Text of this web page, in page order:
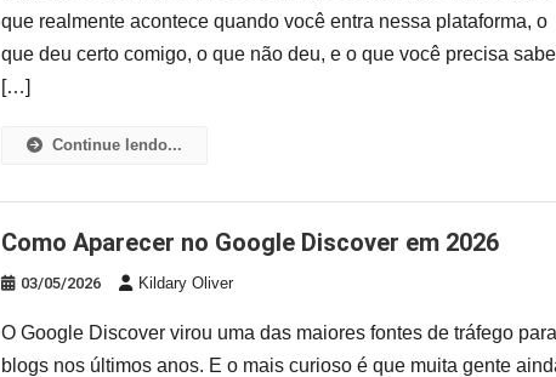
que realmente acontece quando você entra nessa plataforma, o
que deu certo comigo, o que não deu, e o que você precisa
[…]
Continue lendo...
Como Aparecer no Google Discover em 2026
03/05/2026 Kildary Oliver
O Google Discover virou uma das maiores fontes de tráfego para
blogs nos últimos anos. E o mais curioso é que muita gente